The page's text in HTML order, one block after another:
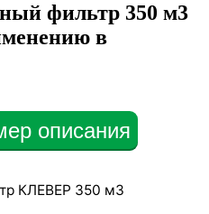
фильтр 350 м3
в
описания
КЛЕВЕР 350 м3